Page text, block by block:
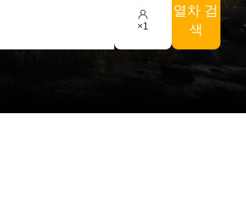
×1
열차 검
색